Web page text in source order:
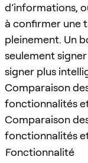
d’informations,
à confirmer une
pleinement. Un
seulement
signer plus
Comparaison
fonctionnalités
Comparaison
fonctionnalités
Fonctionnalité